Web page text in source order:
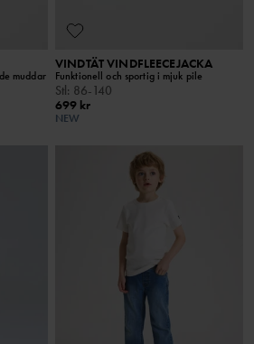
muddar
VINDTÄT VINDFLEECEJACKA
Funktionell och sportig i mjuk pile
Stl: 86-140
699 kr
NEW